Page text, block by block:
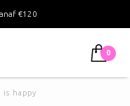
€120
0
is happy